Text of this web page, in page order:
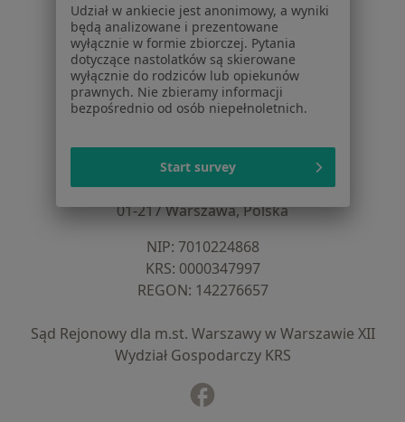
Dla placówek medycznych
Noa Notes nowość
Baza wiedzy
Centrum Pomocy dla Specjalisty
Kontakt
ZnanyLekarz Sp. z o.o.
ul. Kolejowa 5/7
01-217 Warszawa, Polska
NIP: ⁠7010224868
KRS: ⁠0000347997
REGON: ⁠142276657
Sąd Rejonowy dla m.st. Warszawy w Warszawie XII
Wydział Gospodarczy KRS
Udział w ankiecie jest anonimowy, a wyniki
będą analizowane i prezentowane
wyłącznie w formie zbiorczej. Pytania
dotyczące nastolatków są skierowane
wyłącznie do rodziców lub opiekunów
prawnych. Nie zbieramy informacji
bezpośrednio od osób niepełnoletnich.
Start survey